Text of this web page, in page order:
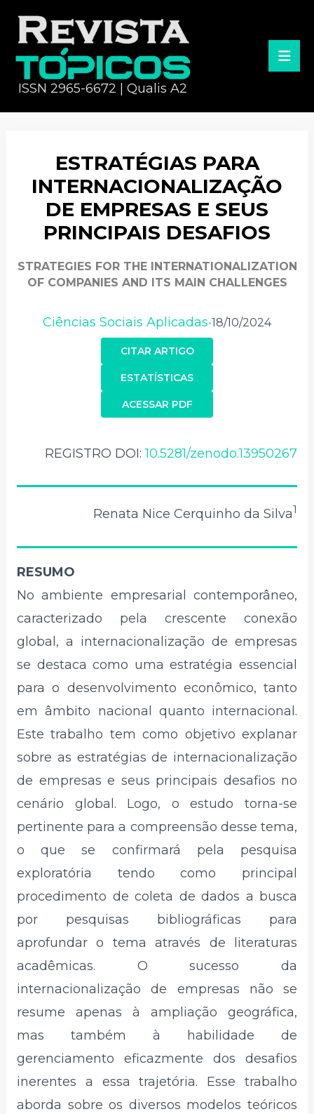
ISSN 2965-6672 | Qualis A2
ESTRATÉGIAS PARA
INTERNACIONALIZAÇÃO
DE EMPRESAS E SEUS
PRINCIPAIS DESAFIOS
STRATEGIES FOR THE INTERNATIONALIZATION
OF COMPANIES AND ITS MAIN CHALLENGES
Ciências Sociais Aplicadas•18/10/2024
CITAR ARTIGO
ACESSAR PDF
ESTATÍSTICAS
REGISTRO DOI:10.5281/zenodo.13950267
Renata Nice Cerquinho da Silva1
RESUMO
No ambiente empresarial contemporâneo,
caracterizado pela crescente conexão
global, a internacionalização de empresas
se destaca como uma estratégia essencial
para o desenvolvimento econômico, tanto
em âmbito nacional quanto internacional.
Este trabalho tem como objetivo explanar
sobre as estratégias de internacionalização
de empresas e seus principais desafios no
cenário global. Logo, o estudo torna-se
pertinente para a compreensão desse tema,
o que se confirmará pela pesquisa
exploratória tendo como principal
procedimento de coleta de dados a busca
por pesquisas bibliográficas para
aprofundar o tema através de literaturas
acadêmicas. O sucesso da
internacionalização de empresas não se
resume apenas à ampliação geográfica,
mas também à habilidade de
gerenciamento eficazmente dos desafios
inerentes a essa trajetória. Esse trabalho
aborda sobre os diversos modelos teóricos